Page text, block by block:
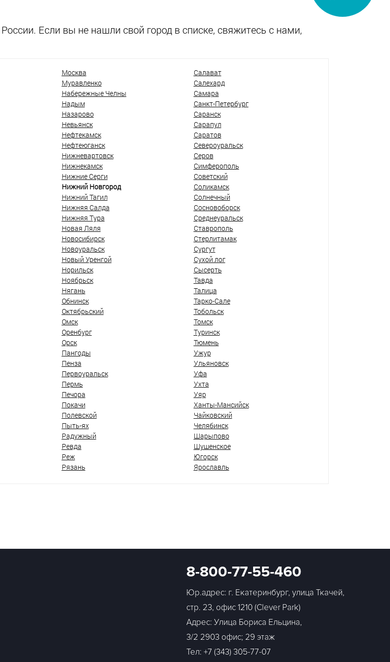
Если вы не нашли свой город в списке, свяжитесь с нами,
Москва
Муравленко
Набережные Челны
Надым
Назарово
Невьянск
Нефтекамск
Нефтеюганск
Нижневартовск
Нижнекамск
Нижние Серги
Нижний Новгород
Нижний Тагил
Нижняя Салда
Нижняя Тура
Новая Ляля
Новосибирск
Новоуральск
Новый Уренгой
Норильск
Ноябрьск
Нягань
Обнинск
Октябрьский
Омск
Оренбург
Орск
Пангоды
Пенза
Первоуральск
Пермь
Печора
Покачи
Полевской
Пыть-ях
Радужный
Ревда
Реж
Рязань
Салават
Салехард
Самара
Санкт-Петербург
Саранск
Сарапул
Саратов
Североуральск
Серов
Симферополь
Советский
Соликамск
Солнечный
Сосновоборск
Среднеуральск
Ставрополь
Стерлитамак
Сургут
Сухой лог
Сысерть
Тавда
Талица
Тарко-Сале
Тобольск
Томск
Туринск
Тюмень
Ужур
Ульяновск
Уфа
Ухта
Уяр
Ханты-Мансийск
Чайковский
Челябинск
Шарыпово
Шушенское
Югорск
Ярославль
8-800-77-55-460
Юр.адрес: г. Екатеринбург, улица Ткачей,
стр. 23, офис 1210 (Clever Park)
Адрес: Улица Бориса Ельцина,
3/2 2903 офис; 29 этаж
Тел: +7 (343) 305-77-07